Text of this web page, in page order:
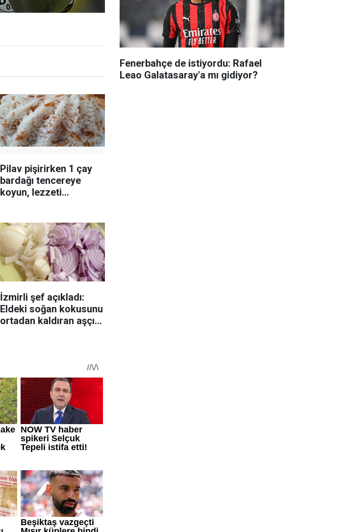
Pilav pişirirken 1 çay
bardağı tencereye
koyun, lezzeti
İzmirli şef açıkladı:
Eldeki soğan kokusunu
ortadan kaldıran aşçı
Fenerbahçe de istiyordu: Rafael
Leao Galatasaray'a mı gidiyor?